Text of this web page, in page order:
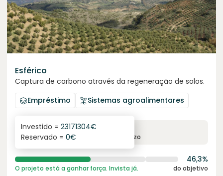
Esférico
Captura de carbono através da regeneração de solos.
Empréstimo
Sistemas agroalimentares
6.3%
juro anual prazo
Investido = 23171304€
Reservado = 0€
46,3%
O projeto está a ganhar força. Invista já. do objetivo